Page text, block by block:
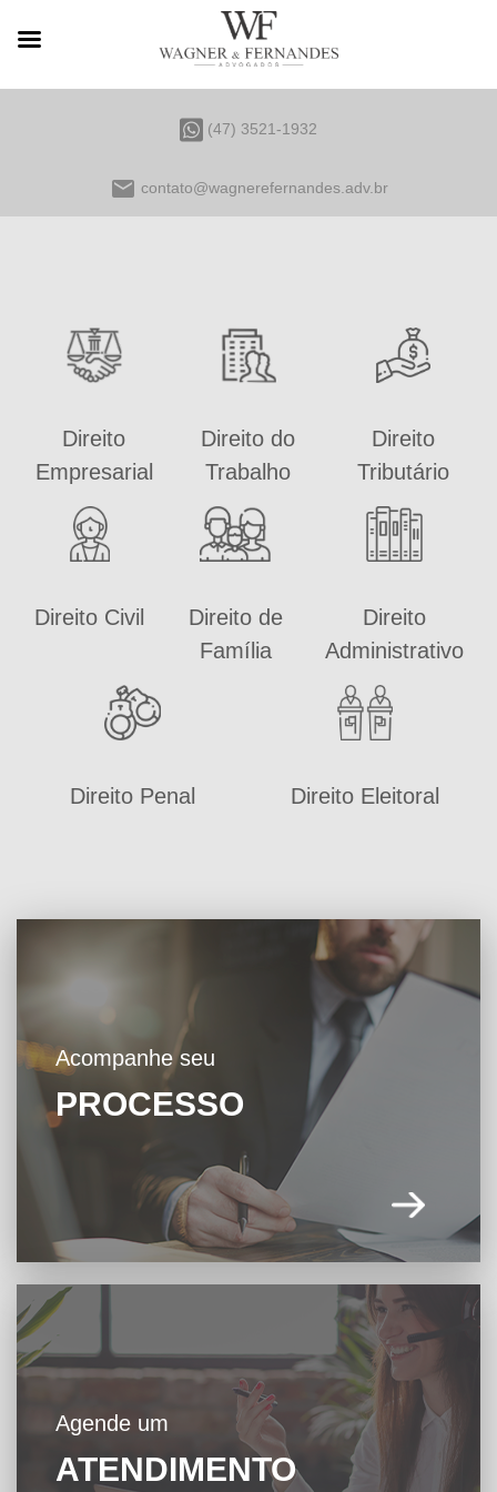
(47) 3521-1932
email contato@wagnerefernandes.adv.br
Direito
Empresarial
Direito do
Trabalho
Direito
Tributário
Direito Civil
Direito de
Família
Direito
Administrativo
Direito Penal Direito Eleitoral
Acompanhe seu
PROCESSO
Agende um
ATENDIMENTO